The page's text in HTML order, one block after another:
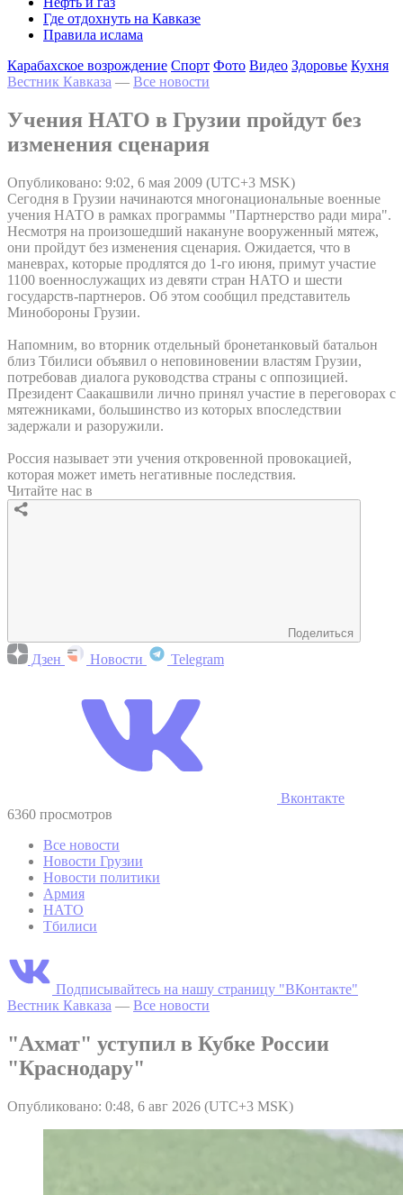
Где отдохнуть на Кавказе
Правила ислама
Карабахское возрождение Спорт Фото Видео Здоровье Кухня
Вестник Кавказа — Все новости
Учения НАТО в Грузии пройдут без
изменения сценария
Опубликовано: 9:02, 6 мая 2009 (UTC+3 MSK)
Сегодня в Грузии начинаются многонациональные военные
учения НАТО в рамках программы "Партнерство ради мира".
Несмотря на произошедший накануне вооруженный мятеж,
они пройдут без изменения сценария. Ожидается, что в
маневрах, которые продлятся до 1-го июня, примут участие
1100 военнослужащих из девяти стран НАТО и шести
государств-партнеров. Об этом сообщил представитель
Минобороны Грузии.
Напомним, во вторник отдельный бронетанковый батальон
близ Тбилиси объявил о неповиновении властям Грузии,
потребовав диалога руководства страны с оппозицией.
Президент Саакашвили лично принял участие в переговорах с
мятежниками, большинство из которых впоследствии
задержали и разоружили.
Россия называет эти учения откровенной провокацией,
которая может иметь негативные последствия.
Читайте нас в
Поделиться
Дзен Новости Telegram
Вконтакте
6360 просмотров
Все новости
Новости Грузии
Новости политики
Армия
НАТО
Тбилиси
Подписывайтесь на нашу страницу "ВКонтакте"
Вестник Кавказа — Все новости
"Ахмат" уступил в Кубке России
"Краснодару"
Опубликовано: 0:48, 6 авг 2026 (UTC+3 MSK)